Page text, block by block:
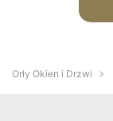
Orły Okien i Drzwi